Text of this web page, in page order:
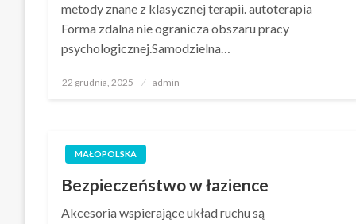
metody znane z klasycznej terapii. autoterapia
Forma zdalna nie ogranicza obszaru pracy
psychologicznej.Samodzielna…
Opublikowane
22 grudnia, 2025 admin
MAŁOPOLSKA
Bezpieczeństwo w łazience
Akcesoria wspierające układ ruchu są